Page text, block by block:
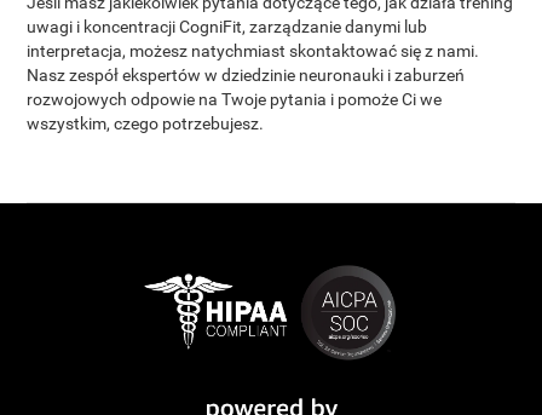
uwagi i koncentracji CogniFit, zarządzanie danymi lub
interpretacja, możesz natychmiast skontaktować się z nami.
Nasz zespół ekspertów w dziedzinie neuronauki i zaburzeń
rozwojowych odpowie na Twoje pytania i pomoże Ci we
wszystkim, czego potrzebujesz.